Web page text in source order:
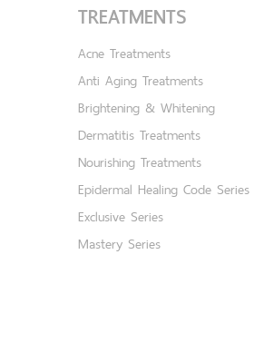
TREATMENTS
Acne Treatments
Anti Aging Treatments
Brightening & Whitening
Dermatitis Treatments
Nourishing Treatments
Epidermal Healing Code Series
Exclusive Series
Mastery Series